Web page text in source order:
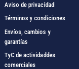
Aviso de privacidad
Términos y condiciones
Envíos, cambios y
garantías
TyC de actividaddes
comerciales